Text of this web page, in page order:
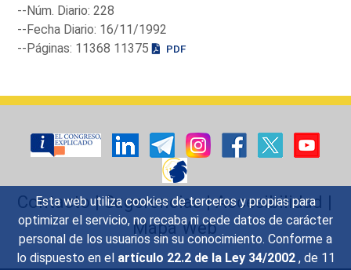
Esta web utiliza cookies de terceros y propias para
optimizar el servicio, no recaba ni cede datos de carácter
personal de los usuarios sin su conocimiento. Conforme a
lo dispuesto en el artículo 22.2 de la Ley 34/2002 , de 11
--Núm. Diario: 228
--Fecha Diario: 16/11/1992
--Páginas: 11368 11375
PDF
Contacto|Sugerencias|Accesibilidad |
Mapa Web